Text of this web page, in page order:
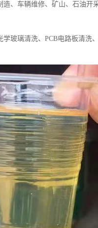
、车辆维修、矿山、石油开
玻璃清洗、PCB电路板清洗